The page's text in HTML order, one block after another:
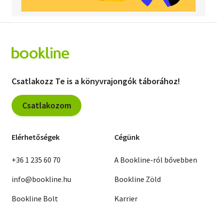
Csatlakozz Te is a könyvrajongók táborához!
Csatlakozom
Elérhetőségek
+36 1 235 60 70
info@bookline.hu
Bookline Bolt
Cégünk
A Bookline-ról bővebben
Bookline Zöld
Karrier